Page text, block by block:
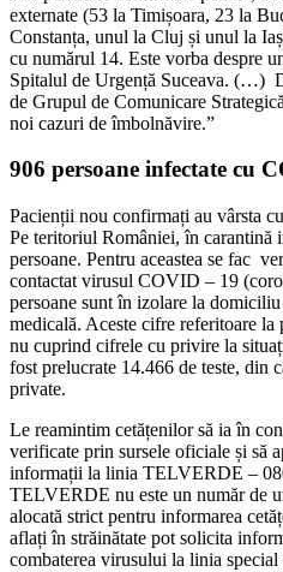
externate (53 la Timișoara, 23 la
Constanța, unul la Cluj și unul la
cu numărul 14. Este vorba despre
Spitalul de Urgență Suceava. (…)
de Grupul de Comunicare
noi cazuri de îmbolnăvire.”
906 persoane infectate cu
Pacienții nou confirmați au vârsta
Pe teritoriul României, în carantină
persoane. Pentru aceastea se fac
contactat virusul COVID – 19
persoane sunt în izolare la
medicală. Aceste cifre referitoare la
nu cuprind cifrele cu privire la
fost prelucrate 14.466 de teste, din
private.
Le reamintim cetățenilor să ia în
verificate prin sursele oficiale și să
informații la linia TELVERDE –
TELVERDE nu este un număr de
alocată strict pentru informarea
aflați în străinătate pot solicita
combaterea virusului la linia